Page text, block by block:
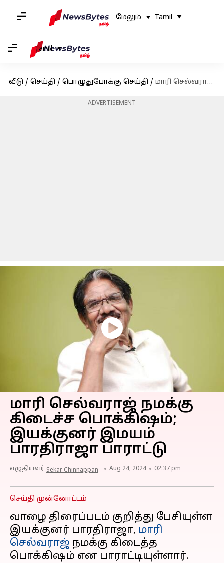
மேலும் Tamil
Tamil
வீடு / செய்தி / பொழுதுபோக்கு செய்தி / மாரி செல்வராஜ் நமக்கு கிடைச்ச பொக்கிஷம்; இயக்குனர் இமயம் பாரதிராஜா பாராட்டு
ADVERTISEMENT
மாரி செல்வராஜ் நமக்கு
கிடைச்ச பொக்கிஷம்;
இயக்குனர் இமயம்
பாரதிராஜா பாராட்டு
எழுதியவர் Sekar Chinnappan Aug 24, 2024 02:37 pm
செய்தி முன்னோட்டம்
வாழை திரைப்படம் குறித்து பேசியுள்ள
இயக்குனர் பாரதிராஜா, மாரி
செல்வராஜ் நமக்கு கிடைத்த
பொக்கிஷம் என பாராட்டியுள்ளார்.